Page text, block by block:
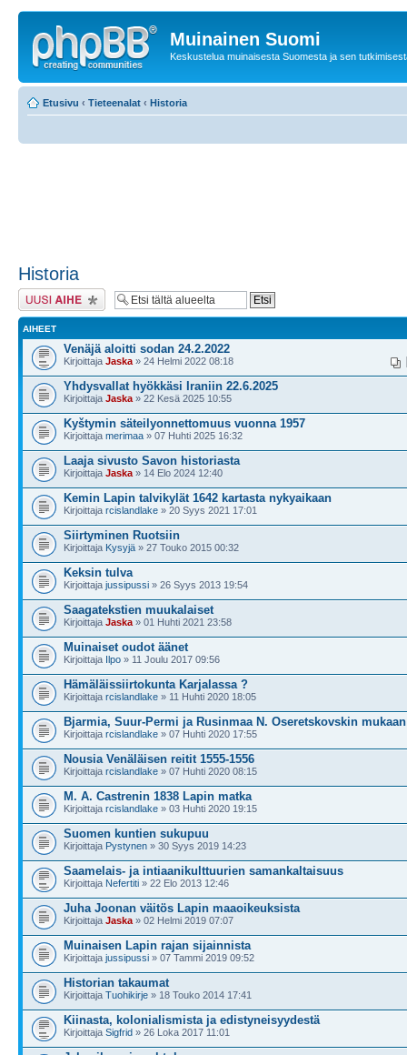
Muinainen Suomi
Keskustelua muinaisesta Suomesta ja sen
Etusivu ‹ Tieteenalat ‹ Historia
Historia
Lähetä uusi viesti
AIHEET
Venäjä aloitti sodan 24.2.2022
Kirjoittaja Jaska » 24 Helmi 2022 08:18
Yhdysvallat hyökkäsi Iraniin 22.6.2025
Kirjoittaja Jaska » 22 Kesä 2025 10:55
Kyštymin säteilyonnettomuus vuonna 1957
Kirjoittaja merimaa » 07 Huhti 2025 16:32
Laaja sivusto Savon historiasta
Kirjoittaja Jaska » 14 Elo 2024 12:40
Kemin Lapin talvikylät 1642 kartasta nykyaikaan
Kirjoittaja rcislandlake » 20 Syys 2021 17:01
Siirtyminen Ruotsiin
Kirjoittaja Kysyjä » 27 Touko 2015 00:32
Keksin tulva
Kirjoittaja jussipussi » 26 Syys 2013 19:54
Saagatekstien muukalaiset
Kirjoittaja Jaska » 01 Huhti 2021 23:58
Muinaiset oudot äänet
Kirjoittaja Ilpo » 11 Joulu 2017 09:56
Hämäläissiirtokunta Karjalassa ?
Kirjoittaja rcislandlake » 11 Huhti 2020 18:05
Bjarmia, Suur-Permi ja Rusinmaa N. Oseretskovskin mukaan
Kirjoittaja rcislandlake » 07 Huhti 2020 17:55
Nousia Venäläisen reitit 1555-1556
Kirjoittaja rcislandlake » 07 Huhti 2020 08:15
M. A. Castrenin 1838 Lapin matka
Kirjoittaja rcislandlake » 03 Huhti 2020 19:15
Suomen kuntien sukupuu
Kirjoittaja Pystynen » 30 Syys 2019 14:23
Saamelais- ja intiaanikulttuurien samankaltaisuus
Kirjoittaja Nefertiti » 22 Elo 2013 12:46
Juha Joonan väitös Lapin maaoikeuksista
Kirjoittaja Jaska » 02 Helmi 2019 07:07
Muinaisen Lapin rajan sijainnista
Kirjoittaja jussipussi » 07 Tammi 2019 09:52
Historian takaumat
Kirjoittaja Tuohikirje » 18 Touko 2014 17:41
Kiinasta, kolonialismista ja edistyneisyydestä
Kirjoittaja Sigfrid » 26 Loka 2017 11:01